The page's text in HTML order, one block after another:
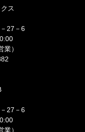
ス
27－6
）
27－6
）